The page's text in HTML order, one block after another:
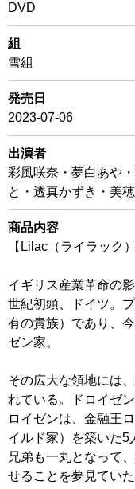
DVD
組
雪組
発売日
2023-07-06
出演者
彩風咲奈・夢白あや
と・透真かずき・美
商品内容
【Lilac（ライラック
イギリス産業革命の
世紀初頭、ドイツ。
有の貴族）であり、
ゼン家。
その広大な領地には
れている。ドロイゼ
ロイゼンは、金融王
イルド家）を築いた5
兄弟も一丸となって
せることを夢見ていた